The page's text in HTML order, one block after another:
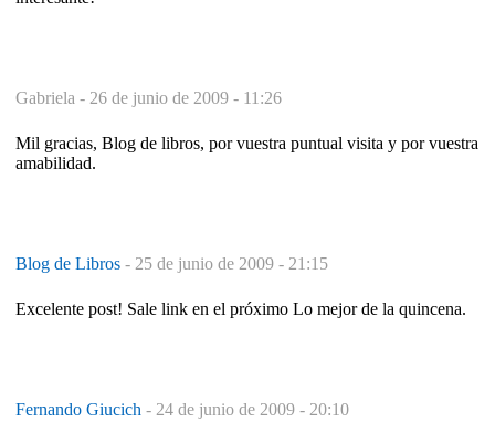
Gabriela - 26 de junio de 2009 - 11:26
Mil gracias, Blog de libros, por vuestra puntual visita y por vuestra
amabilidad.
Blog de Libros - 25 de junio de 2009 - 21:15
Excelente post! Sale link en el próximo Lo mejor de la quincena.
Fernando Giucich - 24 de junio de 2009 - 20:10